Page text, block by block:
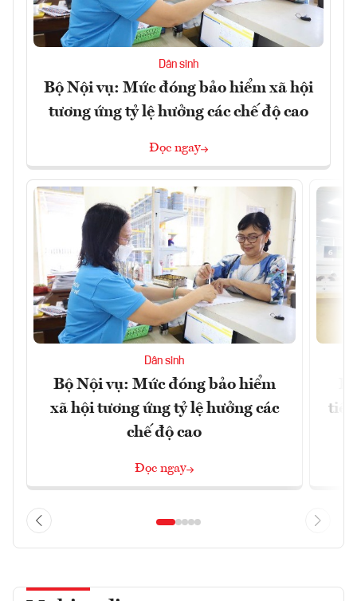
Dân sinh
Bộ Nội vụ: Mức đóng bảo hiểm xã hội
tương ứng tỷ lệ hưởng các chế độ cao
Đọc ngay
Dân sinh
Bộ Nội vụ: Mức đóng bảo hiểm
xã hội tương ứng tỷ lệ hưởng các
chế độ cao
Đọc ngay